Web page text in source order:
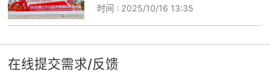
时间 : 2025/10/16 13:35
在线提交需求/反馈